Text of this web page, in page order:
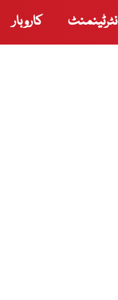
کاروبار